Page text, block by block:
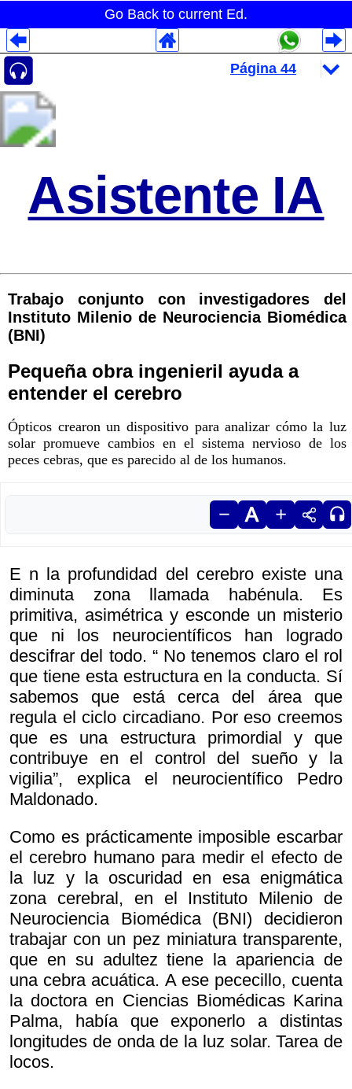
Go Back to current Ed.
Asistente IA
Trabajo conjunto con investigadores del
Instituto Milenio de Neurociencia Biomédica
(BNI)
Pequeña obra ingenieril ayuda a
entender el cerebro
Ópticos crearon un dispositivo para analizar cómo la luz
solar promueve cambios en el sistema nervioso de los
peces cebras, que es parecido al de los humanos.
E n la profundidad del cerebro existe una
diminuta zona llamada habénula. Es
primitiva, asimétrica y esconde un misterio
que ni los neurocientíficos han logrado
descifrar del todo. “ No tenemos claro el rol
que tiene esta estructura en la conducta. Sí
sabemos que está cerca del área que
regula el ciclo circadiano. Por eso creemos
que es una estructura primordial y que
contribuye en el control del sueño y la
vigilia”, explica el neurocientífico Pedro
Maldonado.
Como es prácticamente imposible escarbar
el cerebro humano para medir el efecto de
la luz y la oscuridad en esa enigmática
zona cerebral, en el Instituto Milenio de
Neurociencia Biomédica (BNI) decidieron
trabajar con un pez miniatura transparente,
que en su adultez tiene la apariencia de
una cebra acuática. A ese pececillo, cuenta
la doctora en Ciencias Biomédicas Karina
Palma, había que exponerlo a distintas
longitudes de onda de la luz solar. Tarea de
locos.
Despliegues Analytics
Despliegues Totales
Despliegues por Rubros